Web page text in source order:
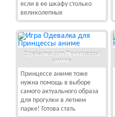
если в ее шкафу столько
великолепных
Одевалка для Принцессы
аниме
Принцессе аниме тоже
нужна помощь в выборе
самого актуального образа
для прогулки в летнем
парке! Готова стать